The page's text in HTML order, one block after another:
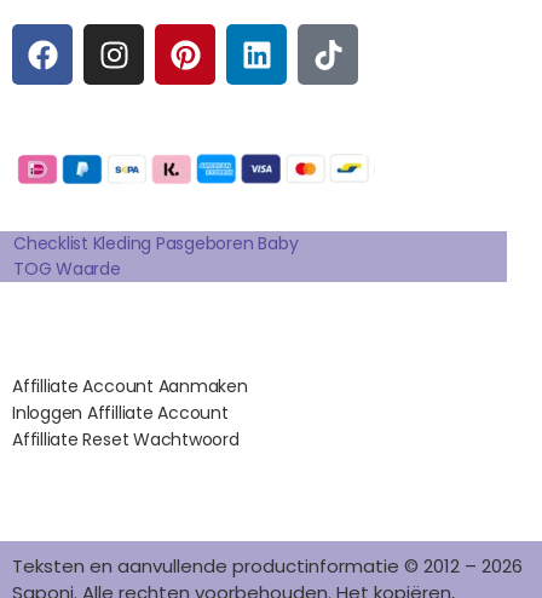
F
A
C
B
O
O
K
I
N
S
A
R
A
M
P
I
N
E
R
E
S
T
L
I
N
E
D
I
N
T
I
K
O
K
Checklist Kleding Pasgeboren Baby
TOG Waarde
Affilliate Account Aanmaken
Inloggen Affilliate Account
Affilliate Reset Wachtwoord
Teksten en aanvullende productinformatie © 2012 – 2026